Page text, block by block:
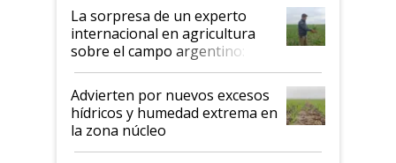
La sorpresa de un experto
internacional en agricultura
sobre el campo argentino:
"Estoy muy impresionado"
Advierten por nuevos excesos
hídricos y humedad extrema en
la zona núcleo